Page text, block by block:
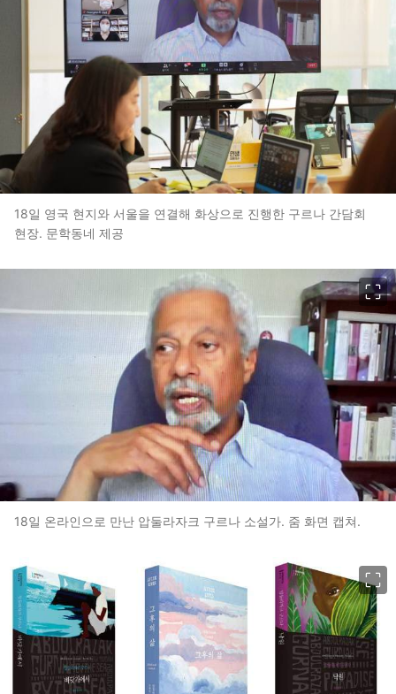
18일 영국 현지와 서울을 연결해 화상으로 진행한 구르나 간담회
현장. 문학동네 제공
18일 온라인으로 만난 압둘라자크 구르나 소설가. 줌 화면 캡쳐.